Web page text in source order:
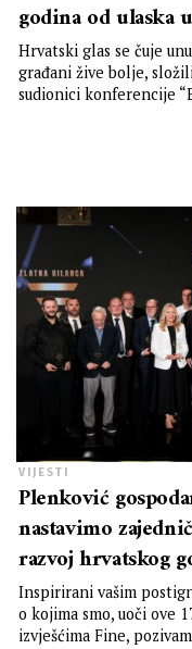
godina od ulaska
Hrvatski glas se čuje
građani žive bolje,
sudionici konferencije
VIJESTI
Plenković
nastavimo
razvoj hrvatskog
Inspirirani vašim
o kojima smo, uoči ove
izvješćima Fine,